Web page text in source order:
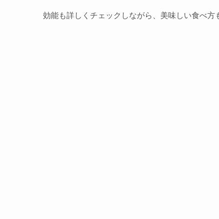
効能も詳しくチェックしながら、美味しい食べ方